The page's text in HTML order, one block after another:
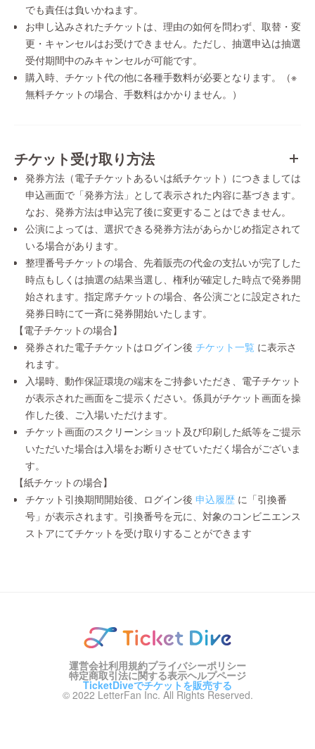
でも責任は負いかねます。
お申し込みされたチケットは、理由の如何を問わず、取替・変
更・キャンセルはお受けできません。ただし、抽選申込は抽選
受付期間中のみキャンセルが可能です。
購入時、チケット代の他に各種手数料が必要となります。（※
無料チケットの場合、手数料はかかりません。）
チケット受け取り方法
発券方法（電子チケットあるいは紙チケット）につきましては
申込画面で「発券方法」として表示された内容に基づきます。
なお、発券方法は申込完了後に変更することはできません。
公演によっては、選択できる発券方法があらかじめ指定されて
いる場合があります。
整理番号チケットの場合、先着販売の代金の支払いが完了した
時点もしくは抽選の結果当選し、権利が確定した時点で発券開
始されます。指定席チケットの場合、各公演ごとに設定された
発券日時にて一斉に発券開始いたします。
【電子チケットの場合】
発券された電子チケットはログイン後 チケット一覧 に表示さ
れます。
入場時、動作保証環境の端末をご持参いただき、電子チケット
が表示された画面をご提示ください。係員がチケット画面を操
作した後、ご入場いただけます。
チケット画面のスクリーンショット及び印刷した紙等をご提示
いただいた場合は入場をお断りさせていただく場合がございま
す。
【紙チケットの場合】
チケット引換期間開始後、ログイン後 申込履歴 に「引換番
号」が表示されます。引換番号を元に、対象のコンビニエンス
ストアにてチケットを受け取りすることができます
運営会社利用規約プライバシーポリシー
特定商取引法に関する表示ヘルプページ
TicketDiveでチケットを販売する
© 2022 LetterFan Inc. All Rights Reserved.